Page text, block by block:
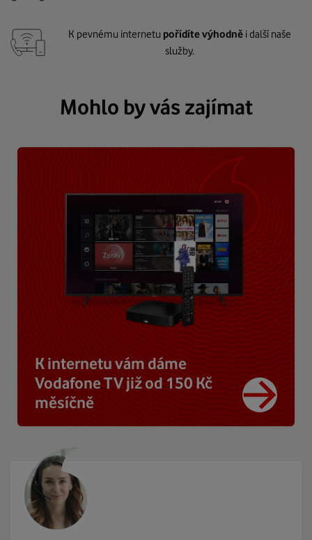
K pevnému internetu pořídíte výhodně i další naše
služby.
Mohlo by vás zajímat
K internetu vám dáme
Vodafone TV již od 150 Kč
měsíčně